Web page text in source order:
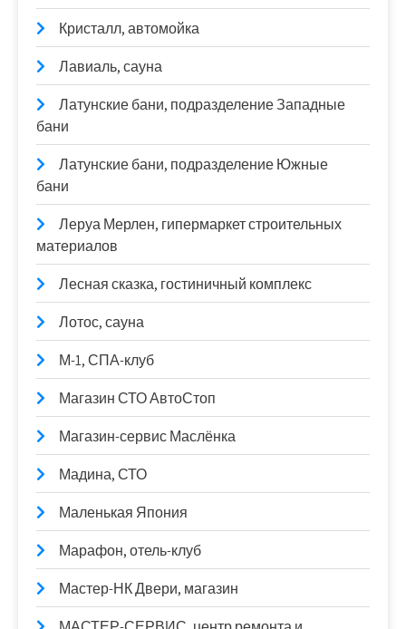
Кристалл, автомойка
Лавиаль, сауна
Латунские бани, подразделение Западные
бани
Латунские бани, подразделение Южные
бани
Леруа Мерлен, гипермаркет строительных
материалов
Лесная сказка, гостиничный комплекс
Лотос, сауна
М-1, СПА-клуб
Магазин СТО АвтоСтоп
Магазин-сервис Маслёнка
Мадина, СТО
Маленькая Япония
Марафон, отель-клуб
Мастер-НК Двери, магазин